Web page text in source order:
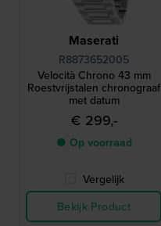
Maserati
R8873652005
Velocità Chrono 43 mm
Roestvrijstalen chronograaf
met datum
€ 299,-
● Op voorraad
Vergelijk
Bekijk Product